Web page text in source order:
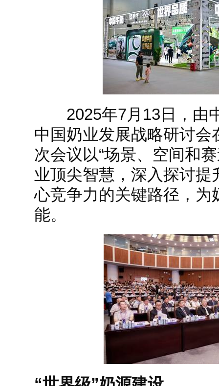
2025年7月13日，由
中国奶业发展战略研讨会
次会议以“场景、空间和
业顶尖智慧，深入探讨提
心竞争力的关键路径，为
能。